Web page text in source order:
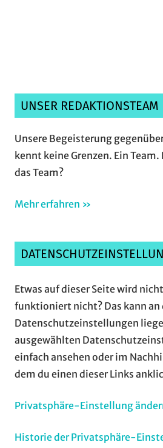
UNSER REDAKTIONSTEAM
Unsere Begeisterung
kennt keine Grenzen. Ein
das Team?
Mehr erfahren »
Etwas auf dieser Seite wird
funktioniert nicht? Das kann an
Datenschutzeinstellungen
ausgewählten
einfach ansehen oder im
dem du einen dieser Links
Privatsphäre-Einstellung
Historie der Privatsphäre-